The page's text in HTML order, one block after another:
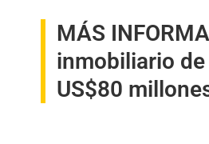
MÁS
inmobiliario
US$80